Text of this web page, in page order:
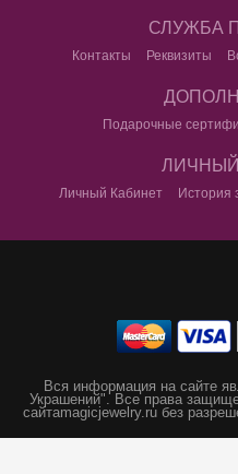
СЛУЖБА
Контакты Реквизиты
Подарочные
Личный Кабинет История
Вся информация на сайте
Украшений". Все права
сайтаmagicjewelry.ru без